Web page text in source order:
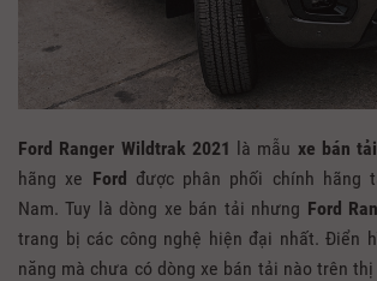
Ford Ranger Wildtrak 2021 là mẫu xe bán tải
hãng xe Ford được phân phối chính hãng
Nam. Tuy là dòng xe bán tải nhưng Ford
trang bị các công nghệ hiện đại nhất. Điển
năng mà chưa có dòng xe bán tải nào trên